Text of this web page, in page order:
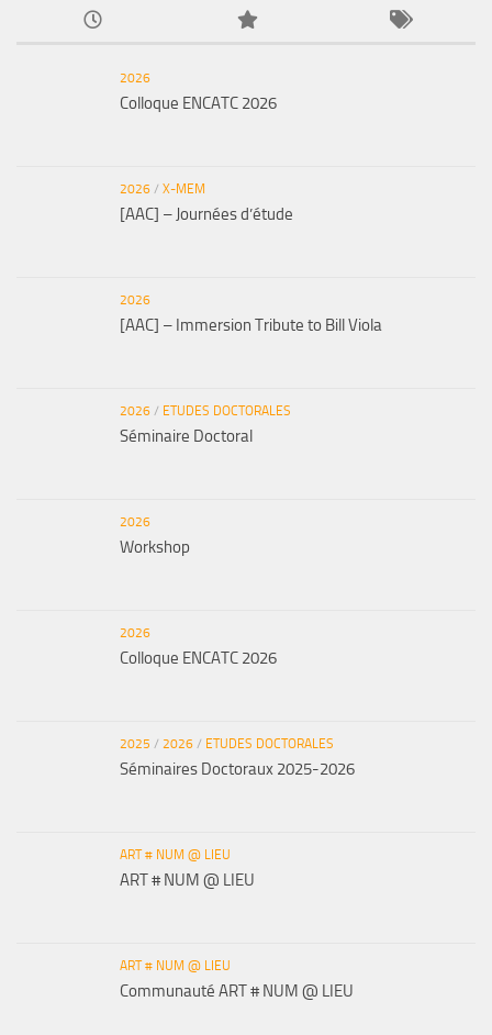
2026
Colloque ENCATC 2026
2026 / X-MEM
[AAC] – Journées d’étude
2026
[AAC] – Immersion Tribute to Bill Viola
2026 / ETUDES DOCTORALES
Séminaire Doctoral
2026
Workshop
2026
Colloque ENCATC 2026
2025 / 2026 / ETUDES DOCTORALES
Séminaires Doctoraux 2025-2026
ART # NUM @ LIEU
ART # NUM @ LIEU
ART # NUM @ LIEU
Communauté ART # NUM @ LIEU